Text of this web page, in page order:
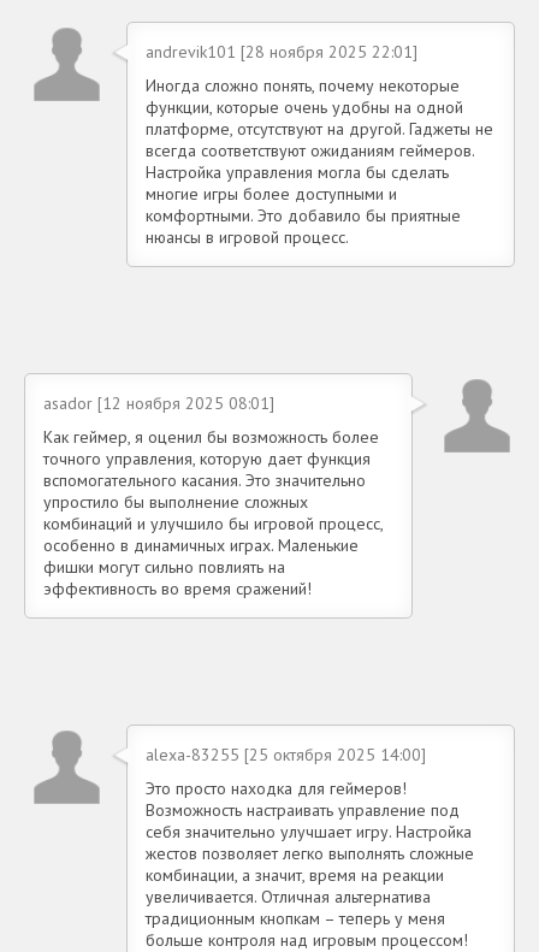
andrevik101 [28 ноября 2025 22:01]
Иногда сложно понять, почему некоторые
функции, которые очень удобны на одной
платформе, отсутствуют на другой. Гаджеты не
всегда соответствуют ожиданиям геймеров.
Настройка управления могла бы сделать
многие игры более доступными и
комфортными. Это добавило бы приятные
нюансы в игровой процесс.
asador [12 ноября 2025 08:01]
Как геймер, я оценил бы возможность более
точного управления, которую дает функция
вспомогательного касания. Это значительно
упростило бы выполнение сложных
комбинаций и улучшило бы игровой процесс,
особенно в динамичных играх. Маленькие
фишки могут сильно повлиять на
эффективность во время сражений!
alexa-83255 [25 октября 2025 14:00]
Это просто находка для геймеров!
Возможность настраивать управление под
себя значительно улучшает игру. Настройка
жестов позволяет легко выполнять сложные
комбинации, а значит, время на реакции
увеличивается. Отличная альтернатива
традиционным кнопкам – теперь у меня
больше контроля над игровым процессом!